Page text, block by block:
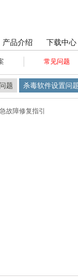
产品介绍 下载中心
常见问题
题 杀毒软件设置问
故障修复指引